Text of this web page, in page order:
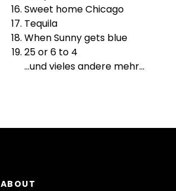
Sweet home Chicago
Tequila
When Sunny gets blue
25 or 6 to 4
…und vieles andere mehr…
ABOUT